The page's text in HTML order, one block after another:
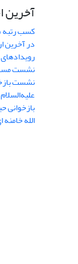
آخرین
کسب رتبه
در آخرین
نشست
نشست
علیه‌السلام
بازخوانی
الله خامنه